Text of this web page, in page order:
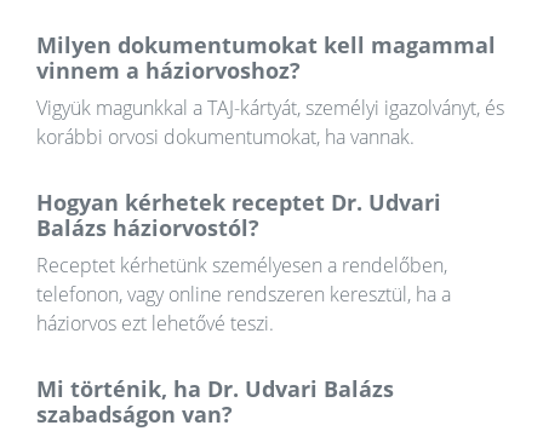
Milyen dokumentumokat kell magammal
vinnem a háziorvoshoz?
Vigyük magunkkal a TAJ-kártyát, személyi igazolványt, és
korábbi orvosi dokumentumokat, ha vannak.
Hogyan kérhetek receptet Dr. Udvari
Balázs háziorvostól?
Receptet kérhetünk személyesen a rendelőben,
telefonon, vagy online rendszeren keresztül, ha a
háziorvos ezt lehetővé teszi.
Mi történik, ha Dr. Udvari Balázs
szabadságon van?